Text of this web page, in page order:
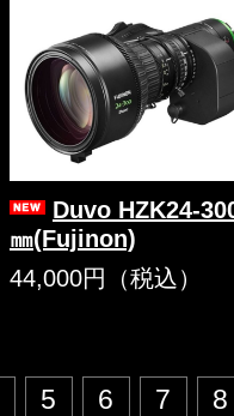
Duvo HZK24-
㎜(Fujinon)
44,000円（税込）
5 6 7 8